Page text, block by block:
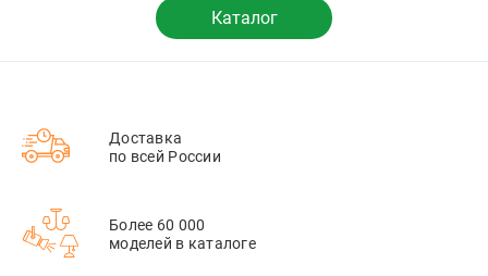
Каталог
Доставка
по всей России
Более 60 000
моделей в каталоге